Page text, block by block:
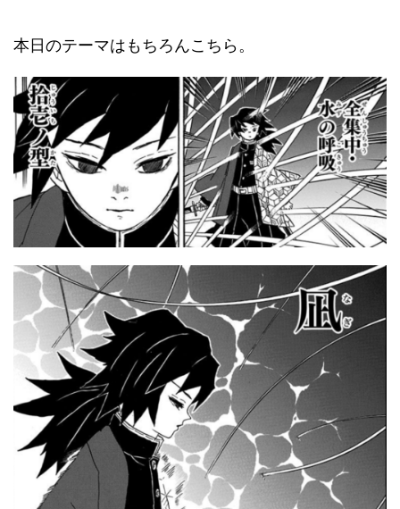
本日のテーマはもちろんこちら。